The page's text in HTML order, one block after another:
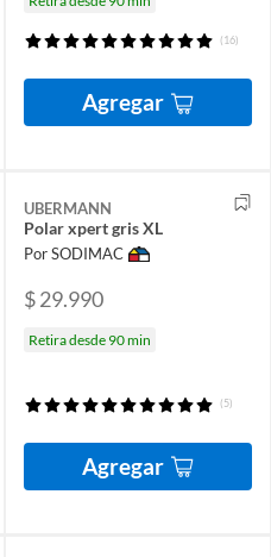
(16)
Agregar
UBERMANN
Polar xpert gris XL
Por SODIMAC
$ 29.990
Retira desde 90 min
(5)
Agregar